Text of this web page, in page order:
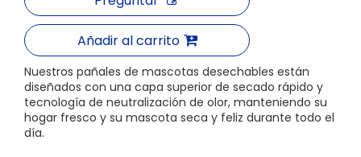
Añadir al carrito
Nuestros pañales de mascotas desechables están
diseñados con una capa superior de secado rápido y
tecnología de neutralización de olor, manteniendo su
hogar fresco y su mascota seca y feliz durante todo el
día.